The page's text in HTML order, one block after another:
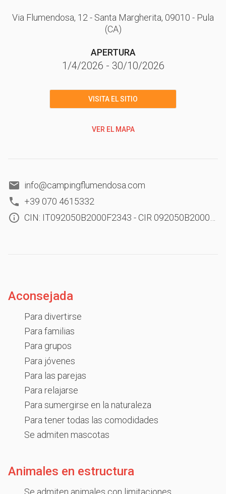
Via Flumendosa, 12 - Santa Margherita, 09010 - Pula
(CA)
APERTURA
1/4/2026 - 30/10/2026
VISITA EL SITIO
VER EL MAPA
info@campingflumendosa.com
+39 070 4615332
Aconsejada
Para divertirse
Para familias
Para grupos
Para jóvenes
Para las parejas
Para relajarse
Para sumergirse en la naturaleza
Para tener todas las comodidades
Se admiten mascotas
Animales en estructura
Se admiten animales con limitaciones